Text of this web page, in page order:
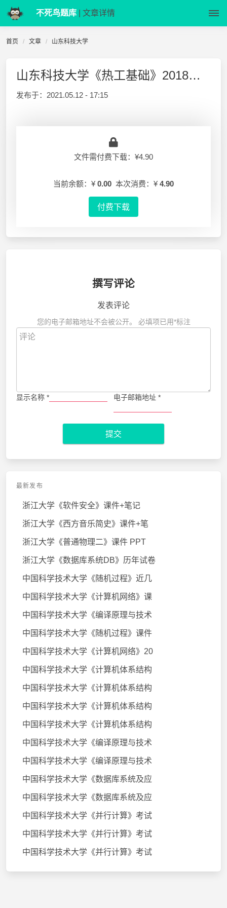
不死鸟题库 | 文章详情
首页 文章 山东科技大学
山东科技大学《热工基础》2018期末试卷A卷及答案
发布于： 2021.05.12 - 17:15
文件需付费下载：¥4.90
当前余额：¥ 0.00 本次消费：¥ 4.90
付费下载
撰写评论
发表评论
您的电子邮箱地址不会被公开。 必填项已用*标注
显示名称 * 电子邮箱地址 *
提交
最新发布
浙江大学《软件安全》课件+笔记
浙江大学《西方音乐简史》课件+笔
浙江大学《普通物理二》课件 PPT
浙江大学《数据库系统DB》历年试卷
中国科学技术大学《随机过程》近几
中国科学技术大学《计算机网络》课
中国科学技术大学《编译原理与技术
中国科学技术大学《随机过程》课件
中国科学技术大学《计算机网络》20
中国科学技术大学《计算机体系结构
中国科学技术大学《计算机体系结构
中国科学技术大学《计算机体系结构
中国科学技术大学《计算机体系结构
中国科学技术大学《编译原理与技术
中国科学技术大学《编译原理与技术
中国科学技术大学《数据库系统及应
中国科学技术大学《数据库系统及应
中国科学技术大学《并行计算》考试
中国科学技术大学《并行计算》考试
中国科学技术大学《并行计算》考试